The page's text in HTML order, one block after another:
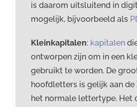
is daarom uitsluitend in
mogelijk, bijvoorbeeld als
Kleinkapitalen: kapitalen
ontworpen zijn om in een
gebruikt te worden. De
hoofdletters is gelijk aan
het normale lettertype. Het